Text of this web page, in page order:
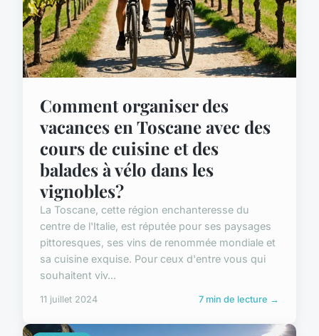
Comment organiser des
vacances en Toscane avec des
cours de cuisine et des
balades à vélo dans les
vignobles?
La Toscane, cette région enchanteresse du
centre de l'Italie, est réputée pour ses paysages
pittoresques, ses vins de renommée mondiale et
sa cuisine exquise. Pour ceux d'entre vous qui
souhaitent viv...
11 juillet 2024 7 min de lecture →